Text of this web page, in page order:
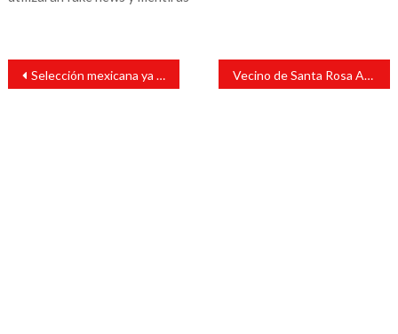
Navegación
entradas
Selección mexicana ya se encuentra en la Villa Olímpica de Tokio Vecino de Santa Rosa Abata intenta acabar con su vida